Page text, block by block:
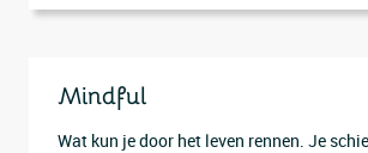
Mindful
Wat kun je door het leven rennen. Je